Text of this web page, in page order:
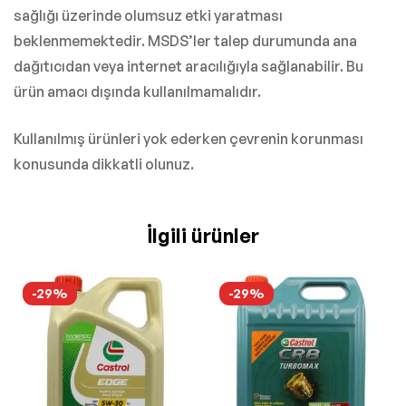
sağlığı üzerinde olumsuz etki yaratması
beklenmemektedir. MSDS’ler talep durumunda ana
dağıtıcıdan veya internet aracılığıyla sağlanabilir. Bu
ürün amacı dışında kullanılmamalıdır.
Kullanılmış ürünleri yok ederken çevrenin korunması
konusunda dikkatli olunuz.
İlgili ürünler
-29% -29%